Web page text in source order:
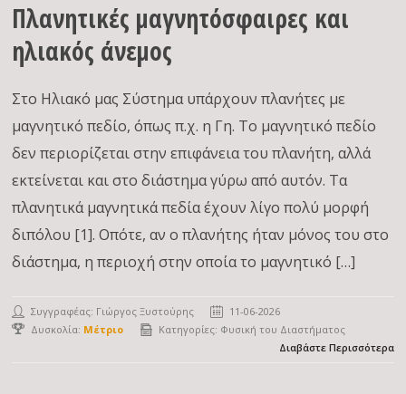
Πλανητικές μαγνητόσφαιρες και
ηλιακός άνεμος
Στο Ηλιακό μας Σύστημα υπάρχουν πλανήτες με
μαγνητικό πεδίο, όπως π.χ. η Γη. Το μαγνητικό πεδίο
δεν περιορίζεται στην επιφάνεια του πλανήτη, αλλά
εκτείνεται και στο διάστημα γύρω από αυτόν. Τα
πλανητικά μαγνητικά πεδία έχουν λίγο πολύ μορφή
διπόλου [1]. Οπότε, αν ο πλανήτης ήταν μόνος του στο
διάστημα, η περιοχή στην οποία το μαγνητικό […]
Συγγραφέας: Γιώργος Ξυστούρης
11-06-2026
Δυσκολία: Μέτριο Κατηγορίες: Φυσική του Διαστήματος
Διαβάστε Περισσότερα